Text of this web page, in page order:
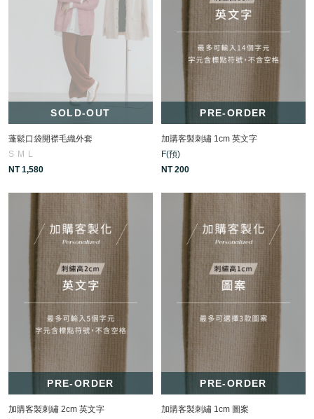
SOLD-OUT
蓬鬆口袋開襟毛織外套
S M L
NT 1,580
PRE-ORDER
加購客製刺繡 1cm 英文字
F(預)
NT 200
PRE-ORDER
加購客製刺繡 2cm 英文字
PRE-ORDER
加購客製刺繡 1cm 圖案